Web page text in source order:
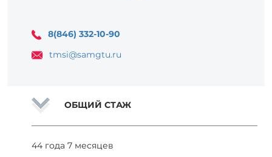
8(846) 332-10-90
tmsi@samgtu.ru
ОБЩИЙ СТАЖ
44 года 7 месяцев